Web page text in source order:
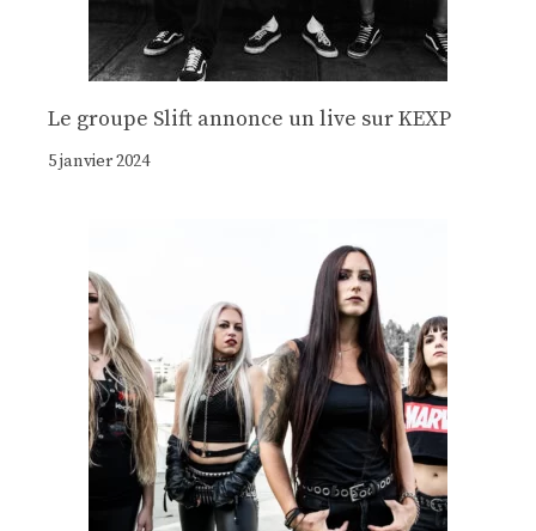
Le groupe Slift annonce un live sur KEXP
5 janvier 2024